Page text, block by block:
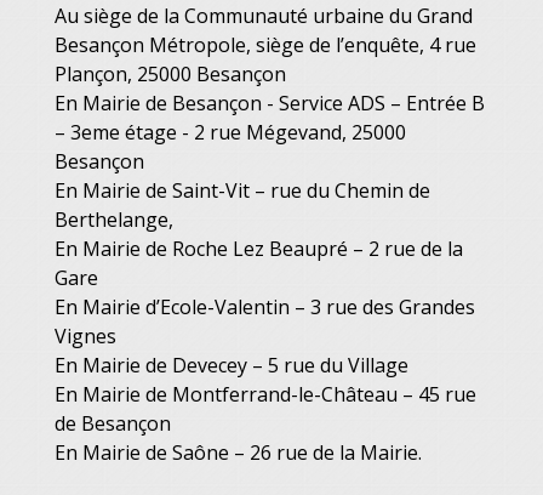
Au siège de la Communauté urbaine du Grand
Besançon Métropole, siège de l’enquête, 4 rue
Plançon, 25000 Besançon
En Mairie de Besançon - Service ADS – Entrée B
– 3eme étage - 2 rue Mégevand, 25000
Besançon
En Mairie de Saint-Vit – rue du Chemin de
Berthelange,
En Mairie de Roche Lez Beaupré – 2 rue de la
Gare
En Mairie d’Ecole-Valentin – 3 rue des Grandes
Vignes
En Mairie de Devecey – 5 rue du Village
En Mairie de Montferrand-le-Château – 45 rue
de Besançon
En Mairie de Saône – 26 rue de la Mairie.